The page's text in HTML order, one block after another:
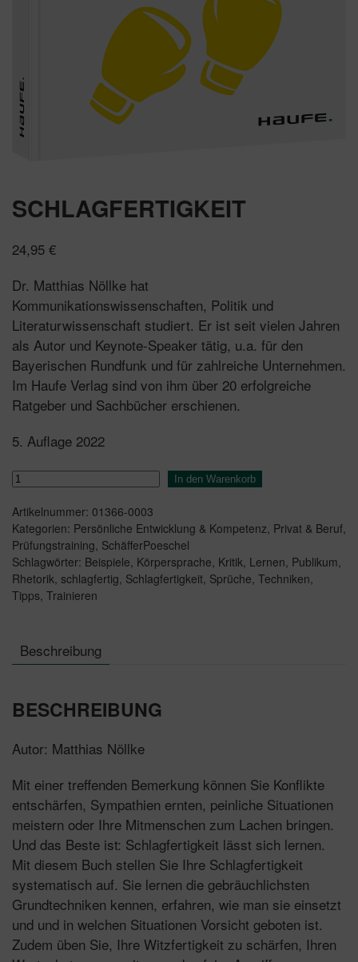
SCHLAGFERTIGKEIT
24,95 €
Dr. Matthias Nöllke hat
Kommunikationswissenschaften, Politik und
Literaturwissenschaft studiert. Er ist seit vielen Jahren
als Autor und Keynote-Speaker tätig, u.a. für den
Bayerischen Rundfunk und für zahlreiche Unternehmen.
Im Haufe Verlag sind von ihm über 20 erfolgreiche
Ratgeber und Sachbücher erschienen.
5. Auflage 2022
Schlagfertigkeit
In den Warenkorb
Artikelnummer: 01366-0003
Kategorien: Persönliche Entwicklung & Kompetenz Privat & Beruf
Prüfungstraining SchäfferPoeschel
Schlagwörter: Beispiele Körpersprache Kritik Lernen Publikum
Rhetorik schlagfertig Schlagfertigkeit Sprüche Techniken
Tipps Trainieren
Beschreibung
BESCHREIBUNG
Autor: Matthias Nöllke
Mit einer treffenden Bemerkung können Sie Konflikte
entschärfen, Sympathien ernten, peinliche Situationen
meistern oder Ihre Mitmenschen zum Lachen bringen.
Und das Beste ist: Schlagfertigkeit lässt sich lernen.
Mit diesem Buch stellen Sie Ihre Schlagfertigkeit
systematisch auf. Sie lernen die gebräuchlichsten
Grundtechniken kennen, erfahren, wie man sie einsetzt
und und in welchen Situationen Vorsicht geboten ist.
Zudem üben Sie, Ihre Witzfertigkeit zu schärfen, Ihren